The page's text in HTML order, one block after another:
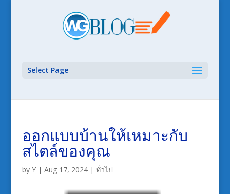
Select Page
ออกแบบบ้านให้เหมาะกับ
สไตล์ของคุณ
by Y| Aug 17, 2024| ทั่วไป